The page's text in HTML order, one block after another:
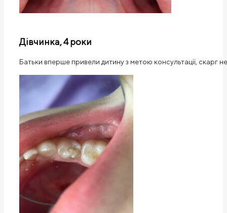
Дівчинка, 4 роки
Батьки вперше привели дитину з метою консультації, скарг